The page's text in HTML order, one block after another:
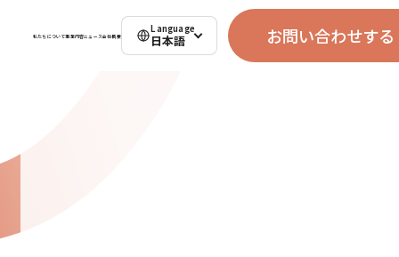
私たちについて事業内容ニュース会社概要
Language
日本語 お問い合わせする